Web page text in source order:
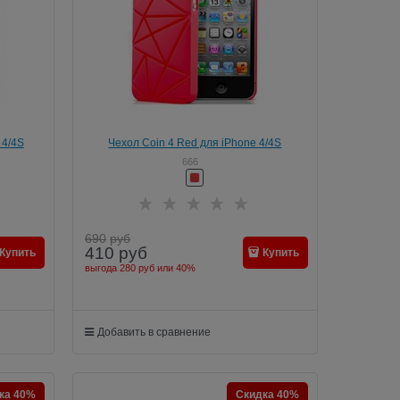
4S
Купить
Чехол Coin 4 Red для iPhone 4/4S
666
690 руб
410 руб
выгода 280 рубили 40%
Купить
Добавить в сравнение
40% Скидка 40%